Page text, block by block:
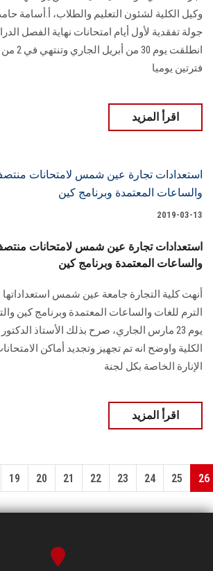
وكيل الكلية لشئون التعليم والطلاب، أ.أسامة
جولة تفقدية لأول أيام امتحانات نهاية الفصل
انطلقت
فترتين يوميا
اقرأ المزيد
2019-03-13
استعدادات تجارة عين شمس لامتحانات
والساعات المعتمدة وبرنامج كين
أنهت كلية التجارة جامعة عين شمس
الترم للغات والساعات المعتمدة وبرنامج كين
يوم 23 مارس الجاري، صرح بذلك الأستاذ
الكلية واوضح انه تم تجهيز وتجديد أماكن
الإنارة الخاصة بكل لجنة
اقرأ المزيد
19 20 21 22 23 24 25 26